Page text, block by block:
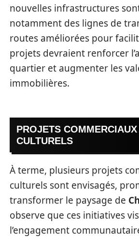
nouvelles infrastructures
notamment des lignes de
routes améliorées pour
projets devraient renforcer
quartier et augmenter les
immobilières.
PROJETS
CULTURELS
À terme, plusieurs projets
culturels sont envisagés,
transformer le paysage de
observe que ces initiatives
l’engagement